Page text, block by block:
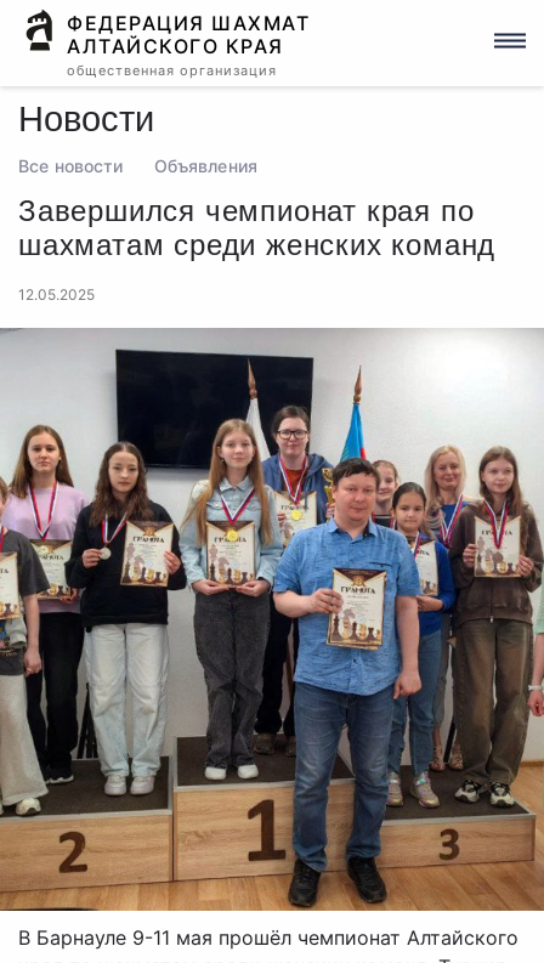
ФЕДЕРАЦИЯ ШАХМАТ
АЛТАЙСКОГО КРАЯ
общественная организация
Новости
Все новости Объявления
Завершился чемпионат края по
шахматам среди женских команд
12.05.2025
В Барнауле 9-11 мая прошёл чемпионат Алтайского